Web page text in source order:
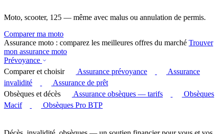
Moto, scooter, 125 — même avec malus ou annulation de permis.
Comparer ma moto
Assurance moto : comparez les meilleures offres du marché Trouver
mon assurance moto
Prévoyance
Comparer et choisir
Assurance prévoyance
Assurance
invalidité
Assurance de prêt
Obsèques et décès
Assurance obsèques — tarifs
Obsèques
Macif
Obsèques Pro BTP